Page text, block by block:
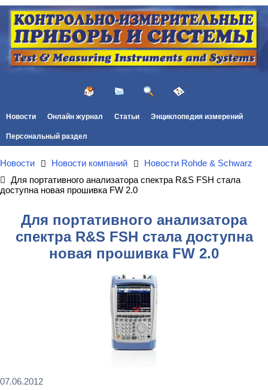
Новости Онлайн журнал Статьи Энциклопедия измерений
Персональный раздел
Новости Новости компаний
Новости Rohde & Schwarz
Для портативного анализатора спектра R&S FSН стала
доступна новая прошивка FW 2.0
Для портативного анализатора
спектра R&S FSН стала доступна
новая прошивка FW 2.0
07.06.2012